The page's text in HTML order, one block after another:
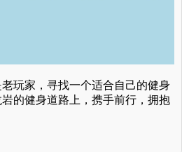
玩家，寻找一个适合自己的健身
的健身道路上，携手前行，拥抱